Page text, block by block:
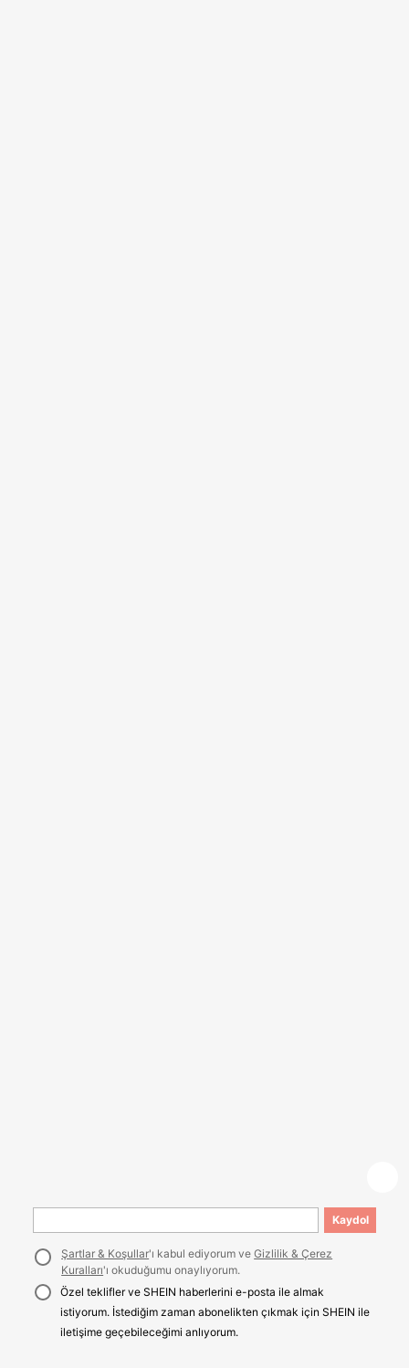
Kaydol
Şartlar & Koşullar'ı kabul ediyorum veGizlilik & Çerez
Kuralları'ı okuduğumu onaylıyorum.
Özel teklifler ve SHEIN haberlerini e-posta ile almak
istiyorum. İstediğim zaman abonelikten çıkmak için SHEIN ile
iletişime geçebileceğimi anlıyorum.